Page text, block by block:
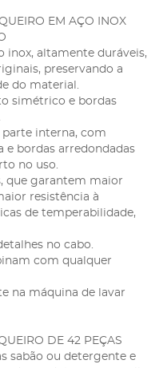
EM AÇO INOX
inox, altamente duráveis,
preservando a
do material.
simétrico e bordas
interna, com
e bordas arredondadas
no uso.
que garantem maior
resistência à
de temperabilidade,
no cabo.
com qualquer
na máquina de lavar
DE 42 PEÇAS
sabão ou detergente e